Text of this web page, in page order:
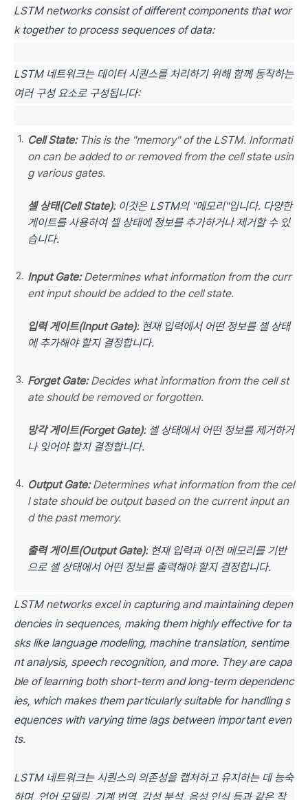
LSTM networks consist of different components that wor
k together to process sequences of data:
LSTM 네트워크는 데이터 시퀀스를 처리하기 위해 함께 동작하는
여러 구성 요소로 구성됩니다:
Cell State:This is the "memory" of the LSTM. Informati
on can be added to or removed from the cell state usin
g various gates.
셀 상태(Cell State): 이것은 LSTM의 "메모리"입니다. 다양한
게이트를 사용하여 셀 상태에 정보를 추가하거나 제거할 수 있
습니다.
Input Gate:Determines what information from the curr
ent input should be added to the cell state.
입력 게이트(Input Gate): 현재 입력에서 어떤 정보를 셀 상태
에 추가해야 할지 결정합니다.
Forget Gate:Decides what information from the cell st
ate should be removed or forgotten.
망각 게이트(Forget Gate): 셀 상태에서 어떤 정보를 제거하거
나 잊어야 할지 결정합니다.
Output Gate:Determines what information from the cel
l state should be output based on the current input an
d the past memory.
출력 게이트(Output Gate): 현재 입력과 이전 메모리를 기반
으로 셀 상태에서 어떤 정보를 출력해야 할지 결정합니다.
LSTM networks excel in capturing and maintaining depen
dencies in sequences, making them highly effective for ta
sks like language modeling, machine translation, sentime
nt analysis, speech recognition, and more. They are capa
ble of learning both short-term and long-term dependenc
ies, which makes them particularly suitable for handling s
equences with varying time lags between important even
ts.
LSTM 네트워크는 시퀀스의 의존성을 캡처하고 유지하는 데 능숙
하며, 언어 모델링, 기계 번역, 감성 분석, 음성 인식 등과 같은 작